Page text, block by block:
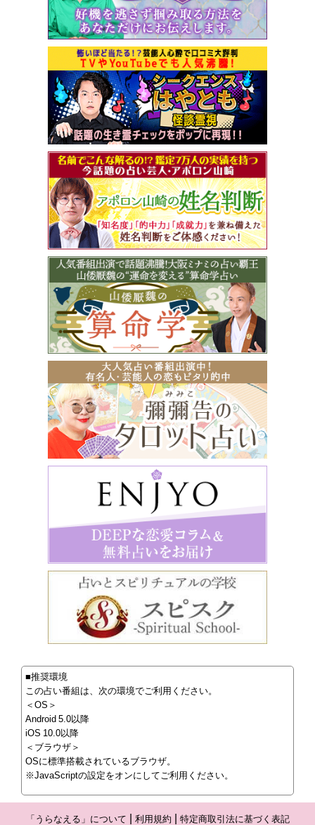
■推奨環境
この占い番組は、次の環境でご利用ください。
＜OS＞
Android 5.0以降
iOS 10.0以降
＜ブラウザ＞
OSに標準搭載されているブラウザ。
※JavaScriptの設定をオンにしてご利用ください。
「うらなえる」について 利用規約 特定商取引法に基づく表記